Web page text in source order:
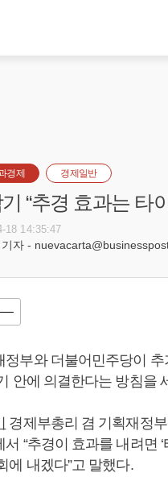
경제 경제일반
“추경 효과는 타
18 14:35:47
기자 -
정부와 더불어민주당이
안에 의결한다는 방침을
경제부총리 겸 기획재정
서 “추경이 효과를 내려면
에 내겠다”고 말했다.